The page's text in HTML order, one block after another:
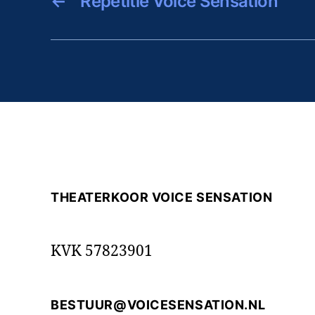
THEATERKOOR VOICE SENSATION
KVK 57823901
BESTUUR@VOICESENSATION.NL